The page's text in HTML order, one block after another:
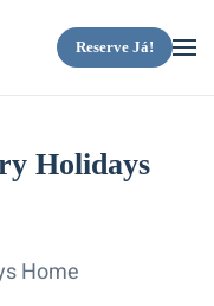
Reserve Já!
Holidays